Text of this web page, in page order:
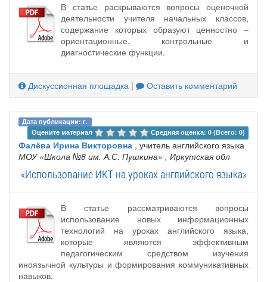
В статье раскрываются вопросы оценочной
деятельности учителя начальных классов,
содержание которых образуют ценностно –
ориентационные, контрольные и
диагностические функции.
Дискуссионная площадка | Оставить комментарий
Дата публикации: г.
Оцените материал
Средняя оценка: 0 (Всего: 0)
Фалёва Ирина Викторовна , учитель английского языка
МОУ «Школа №8 им. А.С. Пушкина» , Иркутская обл
«Использование ИКТ на уроках английского языка»
В статье рассматриваются вопросы
использование новых информационных
технологий на уроках английского языка,
которые являются эффективным
педагогическим средством изучения
иноязычной культуры и формирования коммуникативных
навыков.